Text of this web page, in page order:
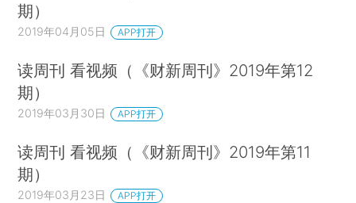
期）
2019年04月05日 APP打开
读周刊 看视频（《财新周刊》2019年第12
期）
2019年03月30日 APP打开
读周刊 看视频（《财新周刊》2019年第11
期）
2019年03月23日 APP打开